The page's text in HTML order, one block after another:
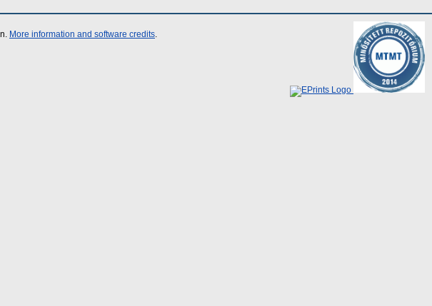
More information and software credits